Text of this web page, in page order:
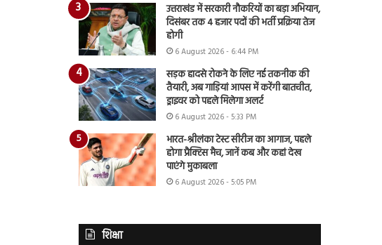
उत्तराखंड में सरकारी नौकरियों का बड़ा अभियान,
दिसंबर तक 4 हजार पदों की भर्ती प्रक्रिया तेज
होगी
6 August 2026 - 6:44 PM
सड़क हादसे रोकने के लिए नई तकनीक की
तैयारी, अब गाड़ियां आपस में करेंगी बातचीत,
ड्राइवर को पहले मिलेगा अलर्ट
6 August 2026 - 5:33 PM
भारत-श्रीलंका टेस्ट सीरीज का आगाज, पहले
होगा प्रैक्टिस मैच, जानें कब और कहां देख
पाएंगे मुकाबला
6 August 2026 - 5:05 PM
शिक्षा